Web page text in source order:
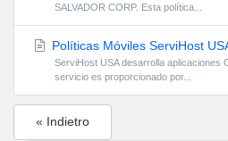
SALVADOR CORP. Esta política...
Políticas Móviles ServiHost
ServiHost USA desarrolla aplicaciones
servicio es proporcionado por...
« Indietro